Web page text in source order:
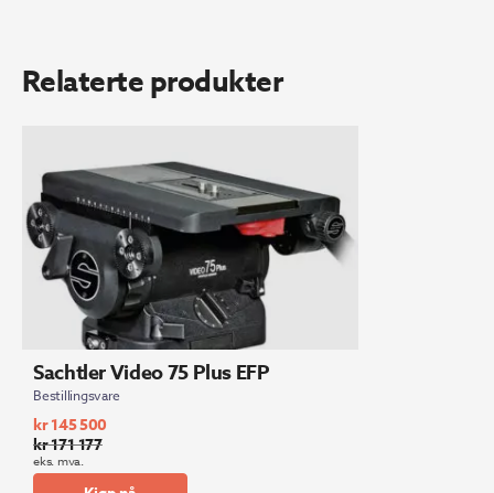
Relaterte produkter
Sachtler Video 75 Plus EFP
Bestillingsvare
kr171 177
Opprinnelig
pris
kr145 500
Nåværende
pris
eks. mva.